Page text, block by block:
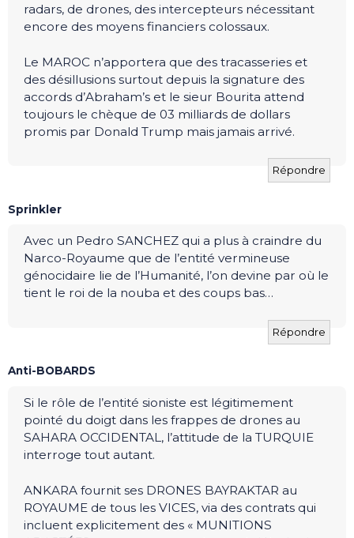
radars, de drones, des intercepteurs nécessitant
encore des moyens financiers colossaux.
Le MAROC n’apportera que des tracasseries et
des désillusions surtout depuis la signature des
accords d’Abraham’s et le sieur Bourita attend
toujours le chèque de 03 milliards de dollars
promis par Donald Trump mais jamais arrivé.
Répondre
Sprinkler
Avec un Pedro SANCHEZ qui a plus à craindre du
Narco-Royaume que de l’entité vermineuse
génocidaire lie de l’Humanité, l’on devine par où le
tient le roi de la nouba et des coups bas…
Répondre
Anti-BOBARDS
Si le rôle de l’entité sioniste est légitimement
pointé du doigt dans les frappes de drones au
SAHARA OCCIDENTAL, l’attitude de la TURQUIE
interroge tout autant.
ANKARA fournit ses DRONES BAYRAKTAR au
ROYAUME de tous les VICES, via des contrats qui
incluent explicitement des « MUNITIONS